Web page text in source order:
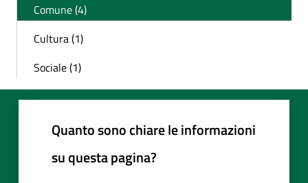
Comune (4)
Cultura (1)
Sociale (1)
Quanto sono chiare le informazioni
su questa pagina?